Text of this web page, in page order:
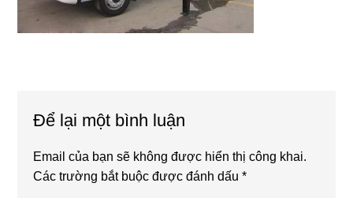
Interactions
Để lại một bình luận
Email của bạn sẽ không được hiển thị công khai.
Các trường bắt buộc được đánh dấu*